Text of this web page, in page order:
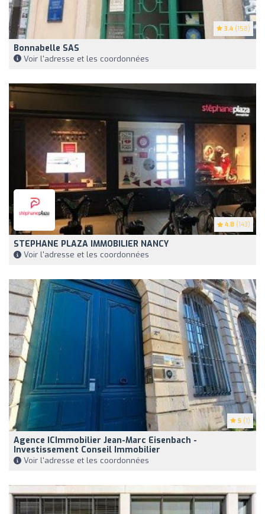
3.4 (158)
Bonnabelle SAS
Voir l'adresse et les coordonnées
4.8 (143)
STEPHANE PLAZA IMMOBILIER NANCY
Voir l'adresse et les coordonnées
5 (1)
Agence ICImmobilier Jean-Marc Eisenbach -
Investissement Conseil Immobilier
Voir l'adresse et les coordonnées